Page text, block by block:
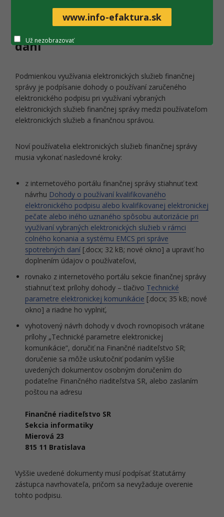
colného konania a systému
EMCS pri správe spotrebných
daní“
Podmienkou využívania elektronických služieb finančnej
správy je podpísanie dohody o používaní zaručeného
elektronického podpisu pri využívaní vybraných
elektronických služieb finančnej správy medzi používateľom
elektronických služieb a finančnou správou.
Noví používatelia elektronických služieb finančnej správy
musia vykonať nasledovné kroky:
z internetového portálu finančnej správy stiahnuť text
návrhu Dohody o používaní kvalifikovaného
elektronického podpisu alebo kvalifikovanej elektronickej
pečate alebo iného uznaného spôsobu autorizácie pri
využívaní vybraných elektronických služieb v rámci
colného konania a systému EMCS pri správe
spotrebných daní [.docx; 32 kB; nové okno] a upraviť ho
doplnením údajov o používateľovi,
rovnako z internetového portálu sekcie finančnej správy
stiahnuť text prílohy dohody – tlačivo Technické
parametre elektronickej komunikácie [.docx; 35 kB; nové
okno] a riadne ho vyplniť,
vyhotovený návrh dohody v dvoch rovnopisoch vrátane
prílohy „Technické parametre elektronickej
komunikácie“, doručiť na Finančné riaditeľstvo SR;
doručenie sa môže uskutočniť podaním vyššie
uvedených dokumentov osobným doručením do
podateľne Finančného riaditeľstva SR, alebo zaslaním
poštou na adresu
Finančné riaditeľstvo SR
Sekcia informatiky
Mierová 23
815 11 Bratislava
Vyššie uvedené dokumenty musí podpísať štatutárny
zástupca navrhovateľa, pričom sa nevyžaduje overenie
tohto podpisu.
www.info-efaktura.sk
Už nezobrazovať